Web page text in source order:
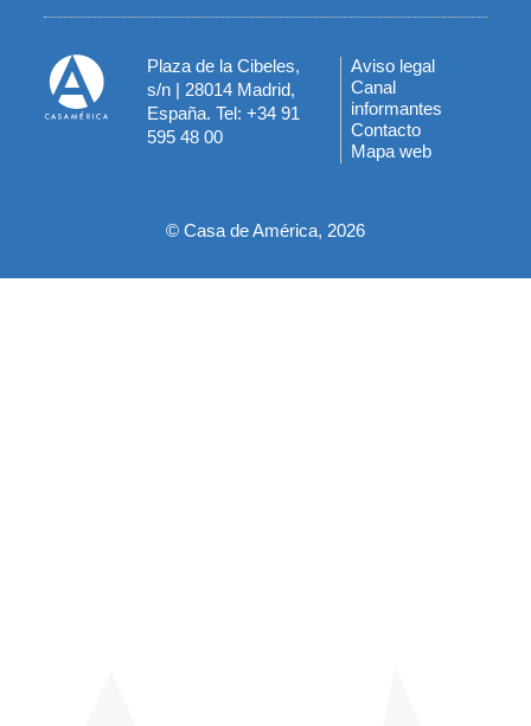
Plaza de la Cibeles,
s/n | 28014 Madrid,
España. Tel: +34 91
595 48 00
Menú
del
pie
Aviso legal
Canal
informantes
Contacto
Mapa web
© Casa de América, 2026